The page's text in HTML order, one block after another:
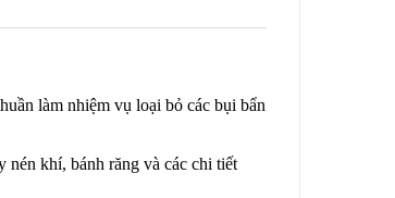
làm nhiệm vụ loại bỏ các bụi bẩn
khí, bánh răng và các chi tiết